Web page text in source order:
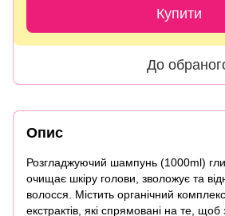
Купити
До
Опис
Розгладжуючий шампунь (1000ml)
очищає шкіру голови, зволожує та
волосся. Містить органічний
екстрактів, які спрямовані на те,